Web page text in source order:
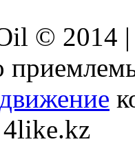
© 2014
4like.kz